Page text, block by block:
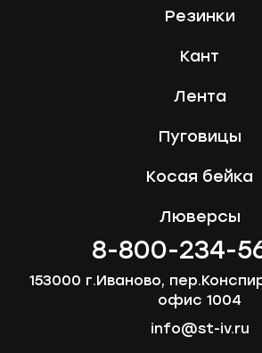
Резинки
Кант
Лента
Пуговицы
Косая бейка
Люверсы
8-800-234-
153000 г.Иваново,
офис 1004
info@st-iv.ru